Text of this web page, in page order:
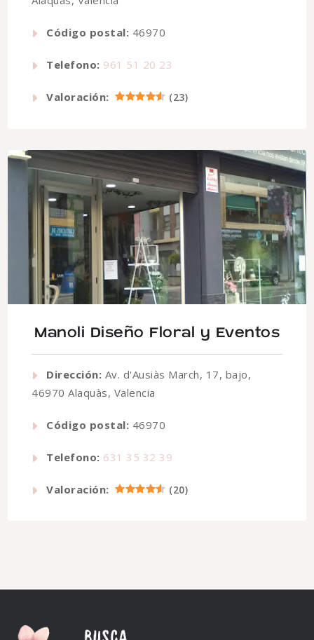
Código postal: 46970
Telefono: 961 51 20 23
Valoración: (23)
Manoli Diseño Floral y Eventos
Dirección: Av. d'Ausiàs March, 17, bajo,
46970 Alaquàs, Valencia
Código postal: 46970
Telefono: 631 35 32 39
Valoración: (20)